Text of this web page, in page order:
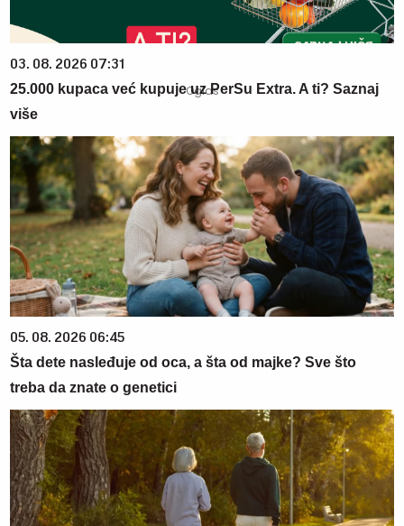
03. 08. 2026 07:31
25.000 kupaca već kupuje uz PerSu Extra. A ti? Saznaj
više
05. 08. 2026 06:45
Šta dete nasleđuje od oca, a šta od majke? Sve što
treba da znate o genetici